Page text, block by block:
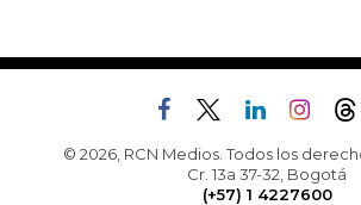
© 2026, RCN Medios. Todos los
Cr. 13a 37-32, Bogotá
(+57) 1 4227600